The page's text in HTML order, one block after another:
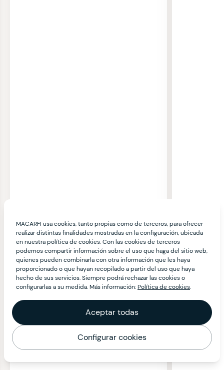
MACARFI usa cookies, tanto propias como de terceros, para ofrecer
realizar distintas finalidades mostradas en la configuración, ubicada
en nuestra política de cookies. Con las cookies de terceros
podemos compartir información sobre el uso que haga del sitio web,
quienes pueden combinarla con otra información que les haya
proporcionado o que hayan recopilado a partir del uso que haya
hecho de sus servicios. Siempre podrá rechazar las cookies o
configurarlas a su medida. Más información:Política de cookies.
Aceptar todas
Configurar cookies